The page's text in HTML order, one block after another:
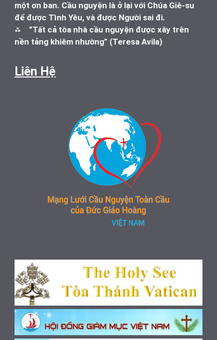
một ơn ban. Cầu nguyện là ở lại với Chúa Giê-su
để được Tình Yêu, và được Người sai đi.
⁂ ”Tất cả tòa nhà cầu nguyện được xây trên
nền tảng khiêm nhường” (Teresa Avila)
Liên Hệ